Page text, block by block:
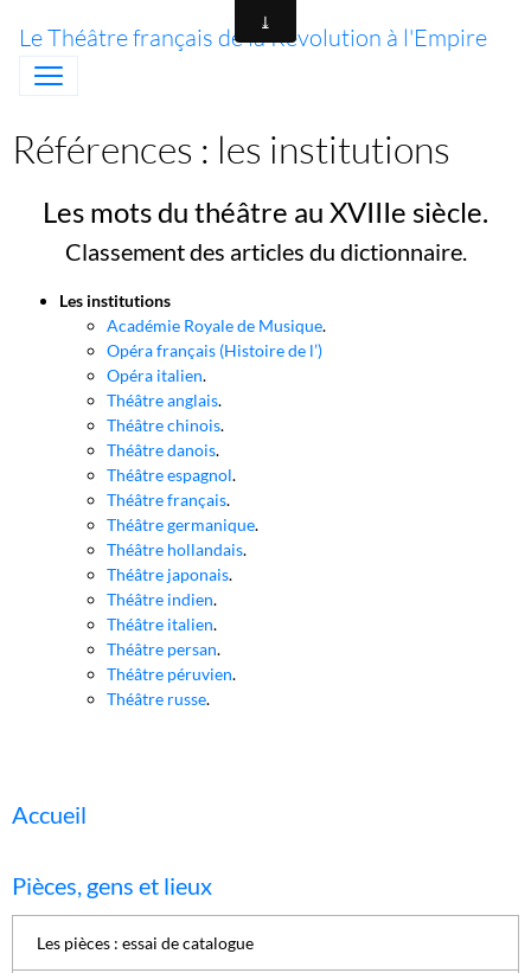
Le Théâtre français de la Révolution à l'Empire
Références : les institutions
Les mots du théâtre au XVIIIe siècle.
Classement des articles du dictionnaire.
Les institutions
Académie Royale de Musique.
Opéra français (Histoire de l’)
Opéra italien.
Théâtre anglais.
Théâtre chinois.
Théâtre danois.
Théâtre espagnol.
Théâtre français.
Théâtre germanique.
Théâtre hollandais.
Théâtre japonais.
Théâtre indien.
Théâtre italien.
Théâtre persan.
Théâtre péruvien.
Théâtre russe.
Accueil
Pièces, gens et lieux
Les pièces : essai de catalogue